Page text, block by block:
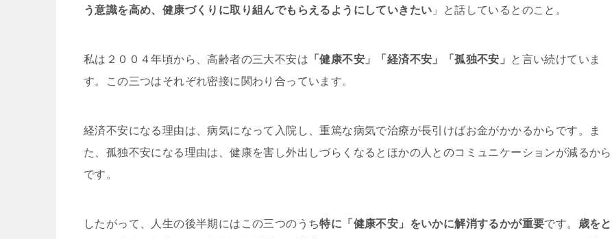
う意識を高め、健康づくりに取り組んでもらえるようにしていきたい 」と話しているとのこと。
私は２００４年頃から、高齢者の三大不安は 「健康不安」「経済不安」「孤独不安」
と言い続けていま
す。この三つはそれぞれ密接に関わり合っています。
経済不安になる理由は、病気になって入院し、重篤な病気で治療が長引けばお金がかかるからです。ま
た、孤独不安になる理由は、健康を害し外出しづらくなるとほかの人とのコミュニケーションが減るから
です。
したがって、人生の後半期にはこの三つのうち特に「健康不安」をいかに解消するかが重要です。 歳をと